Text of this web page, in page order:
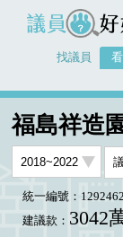
議員好好看
找議員
福島祥造
統一編號：
建議款： 3042